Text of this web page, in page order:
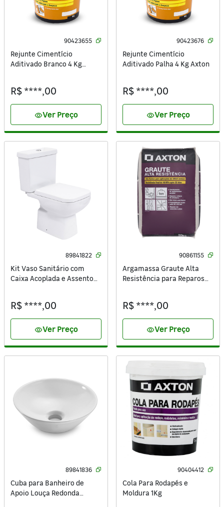
90423655
Rejunte Cimentício
Aditivado Branco 4 Kg
R$ ****,00
visibilityVer Preço
90423676
Rejunte Cimentício
Aditivado Palha 4 Kg Axton
R$ ****,00
visibilityVer Preço
89841822
Kit Vaso Sanitário com
Caixa Acoplada e Assento
Sensea
R$ ****,00
visibilityVer Preço
90861155
Argamassa Graute Alta
Resistência para Reparos
R$ ****,00
visibilityVer Preço
89841836
Cuba para Banheiro de
Apoio Louça Redonda
90404412
Cola Para Rodapés e
Moldura 1Kg